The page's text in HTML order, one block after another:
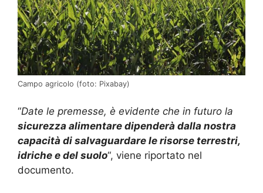
Campo agricolo (foto: Pixabay)
“Date le premesse, è evidente che in futuro la
sicurezza alimentare dipenderà dalla nostra
capacità di salvaguardare le risorse terrestri,
idriche e del suolo“, viene riportato nel
documento.